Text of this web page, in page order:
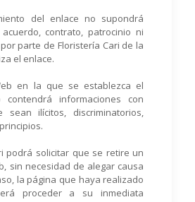
del enlace no supondrá
contrato, patrocinio ni
parte de Floristería Cari de la
el enlace.
en la que se establezca el
contendrá informaciones con
sean ilícitos, discriminatorios,
podrá solicitar que se retire un
sin necesidad de alegar causa
la página que haya realizado
proceder a su inmediata